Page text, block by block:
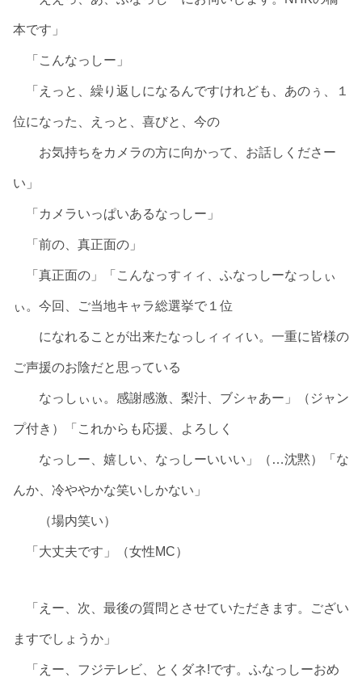
本です」
「こんなっしー」
「えっと、繰り返しになるんですけれども、あのぅ、１
位になった、えっと、喜びと、今の
お気持ちをカメラの方に向かって、お話しくださー
い」
「カメラいっぱいあるなっしー」
「前の、真正面の」
「真正面の」「こんなっすィィ、ふなっしーなっしぃ
ぃ。今回、ご当地キャラ総選挙で１位
になれることが出来たなっしィィィい。一重に皆様の
ご声援のお陰だと思っている
なっしぃぃ。感謝感激、梨汁、ブシャあー」（ジャン
プ付き）「これからも応援、よろしく
なっしー、嬉しい、なっしーいいい」（…沈黙）「な
んか、冷ややかな笑いしかない」
（場内笑い）
「大丈夫です」（女性MC）
「えー、次、最後の質問とさせていただきます。ござい
ますでしょうか」
「えー、フジテレビ、とくダネ!です。ふなっしーおめ